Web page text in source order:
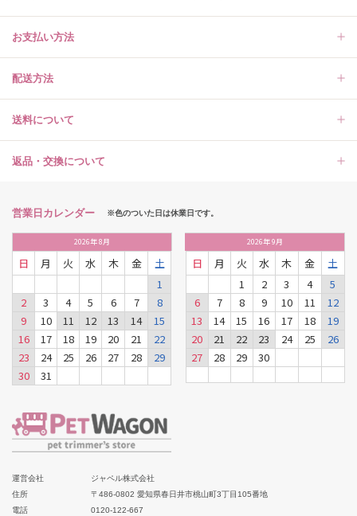
お支払い方法
配送方法
送料について
返品・交換について
営業日カレンダー ※色のついた日は休業日です。
2026年8月
日 月 火 水 木 金
土
1
2
3 4 5 6 7
8
9
10 11 12 13 14
15
16
17 18 19 20 21
22
23
24 25 26 27 28
29
30
31
2026年9月
日 月 火 水 木 金
土
1
2 3 4
5
6
7 8 9 10 11
12
13
14 15 16 17 18
19
20
21 22 23 24 25
26
27
28 29 30
運営会社
ジャペル株式会社
住所
〒486-0802 愛知県春日井市桃山町3丁目105番地
電話
0120-122-667